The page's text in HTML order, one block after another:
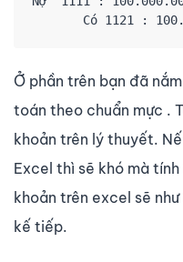
Có 1121 :
Ở phần trên bạn đã
toán theo chuẩn mực .
khoản trên lý thuyết.
Excel thì sẽ khó mà
khoản trên excel sẽ
kế tiếp.